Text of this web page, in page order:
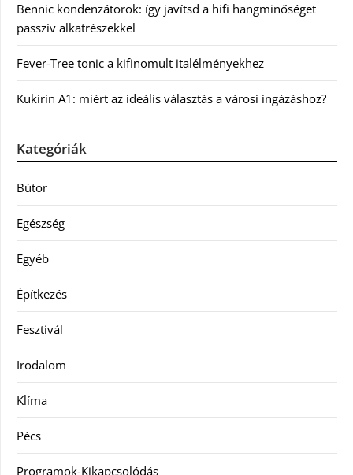
Bennic kondenzátorok: így javítsd a hifi hangminőséget
passzív alkatrészekkel
Fever-Tree tonic a kifinomult italélményekhez
Kukirin A1: miért az ideális választás a városi ingázáshoz?
Kategóriák
Bútor
Egészség
Egyéb
Építkezés
Fesztivál
Irodalom
Klíma
Pécs
Programok-Kikapcsolódás